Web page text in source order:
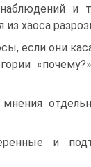
и
хаоса
если они
и